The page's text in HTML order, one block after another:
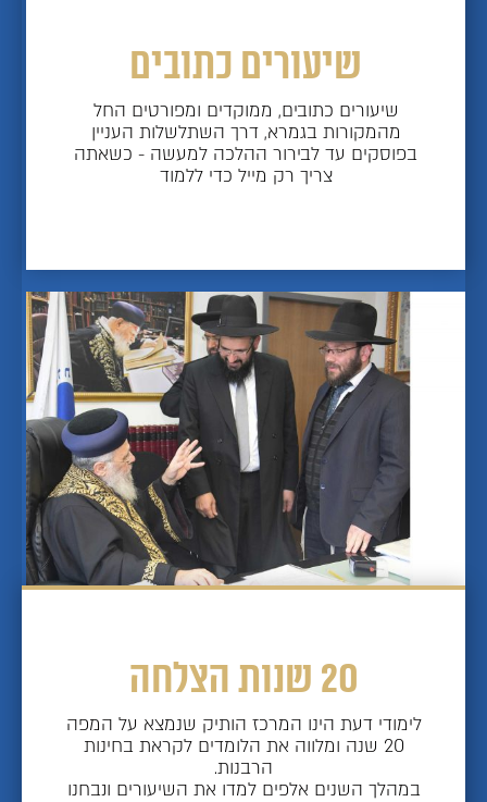
שיעורים כתובים
שיעורים כתובים, ממוקדים ומפורטים החל
מהמקורות בגמרא, דרך השתלשלות העניין
בפוסקים עד לבירור ההלכה למעשה - כשאתה
צריך רק מייל כדי ללמוד
20 שנות הצלחה
לימודי דעת הינו המרכז הותיק שנמצא על המפה
20 שנה ומלווה את הלומדים לקראת בחינות
הרבנות.
במהלך השנים אלפים למדו את השיעורים ונבחנו